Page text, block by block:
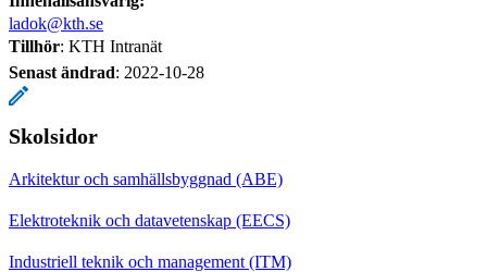
ladok@kth.se
Tillhör: KTH Intranät
Senast ändrad: 2022-10-28
Skolsidor
Arkitektur och samhällsbyggnad (ABE)
Elektroteknik och datavetenskap (EECS)
Industriell teknik och management (ITM)